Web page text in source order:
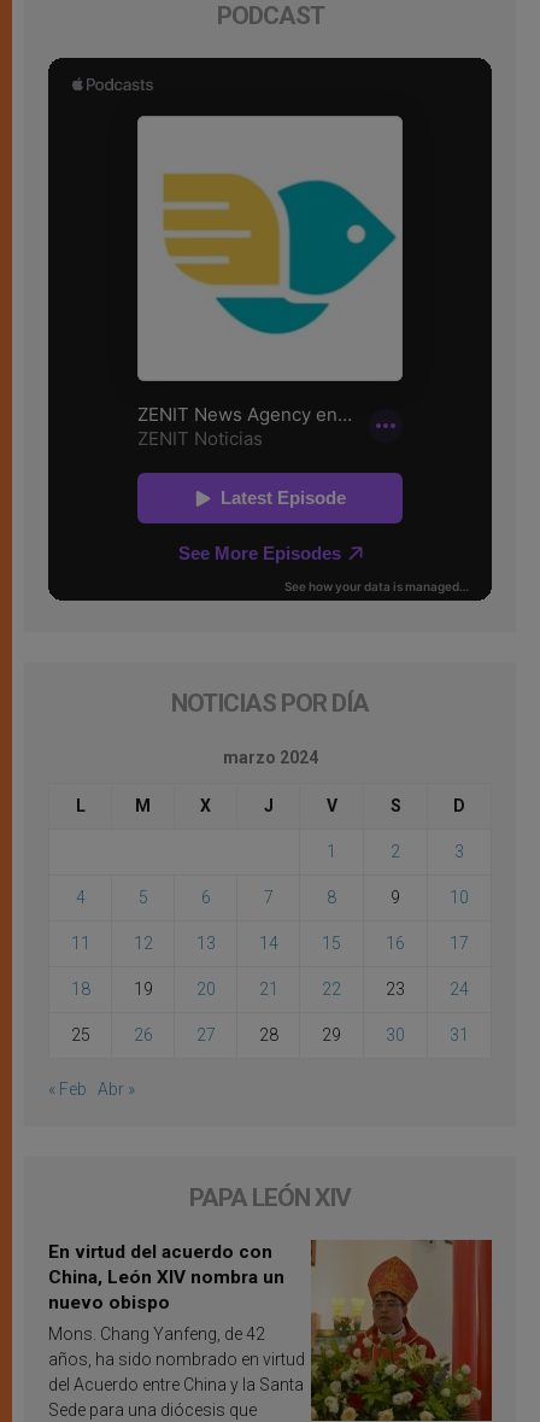
PODCAST
NOTICIAS POR DÍA
marzo 2024
L M X J V S D
1 2 3
4 5 6 7 8 9 10
11 12 13 14 15 16 17
18 19 20 21 22 23 24
25 26 27 28 29 30 31
« Feb Abr »
PAPA LEÓN XIV
En virtud del acuerdo con
China, León XIV nombra un
nuevo obispo
Mons. Chang Yanfeng, de 42
años, ha sido nombrado en virtud
del Acuerdo entre China y la Santa
Sede para una diócesis que